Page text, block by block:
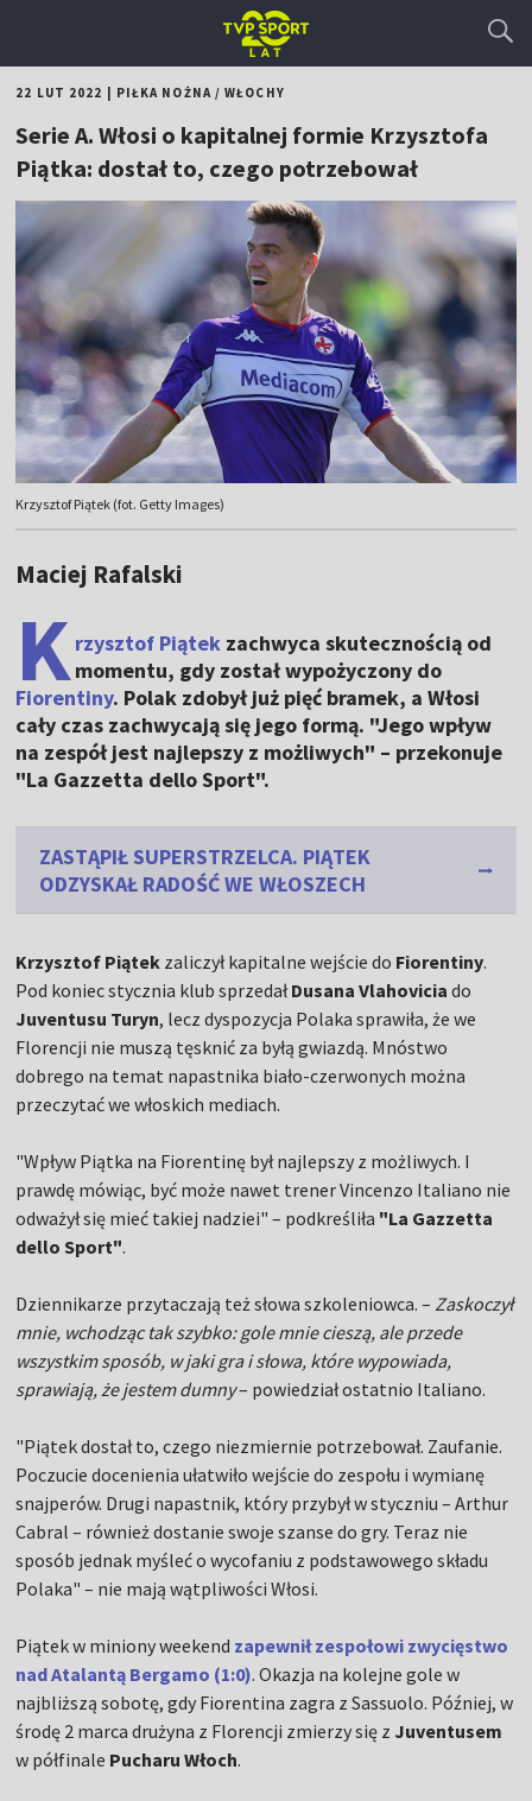
22 LUT 2022 PIŁKA NOŻNA/WŁOCHY
Serie A. Włosi o kapitalnej formie Krzysztofa
Piątka: dostał to, czego potrzebował
Krzysztof Piątek (fot. Getty Images)
Maciej Rafalski
Krzysztof Piątek zachwyca skutecznością od
momentu, gdy został wypożyczony do
Fiorentiny. Polak zdobył już pięć bramek, a Włosi
cały czas zachwycają się jego formą. "Jego wpływ
na zespół jest najlepszy z możliwych" – przekonuje
"La Gazzetta dello Sport".
ZASTĄPIŁ SUPERSTRZELCA. PIĄTEK
ODZYSKAŁ RADOŚĆ WE WŁOSZECH
Krzysztof Piątek zaliczył kapitalne wejście do Fiorentiny.
Pod koniec stycznia klub sprzedałDusana Vlahovicia do
Juventusu Turyn, lecz dyspozycja Polaka sprawiła, że we
Florencji nie muszą tęsknić za byłą gwiazdą. Mnóstwo
dobrego na temat napastnika biało-czerwonych można
przeczytać we włoskich mediach.
"Wpływ Piątka na Fiorentinę był najlepszy z możliwych. I
prawdę mówiąc, być może nawet trener Vincenzo Italiano nie
odważył się mieć takiej nadziei" – podkreśliła "La Gazzetta
dello Sport".
Dziennikarze przytaczają też słowa szkoleniowca. –Zaskoczył
mnie, wchodząc tak szybko: gole mnie cieszą, ale przede
wszystkim sposób, w jaki gra i słowa, które wypowiada,
sprawiają, że jestem dumny– powiedział ostatnio Italiano.
"Piątek dostał to, czego niezmiernie potrzebował. Zaufanie.
Poczucie docenienia ułatwiło wejście do zespołu i wymianę
snajperów. Drugi napastnik, który przybył w styczniu – Arthur
Cabral – również dostanie swoje szanse do gry. Teraz nie
sposób jednak myśleć o wycofaniu z podstawowego składu
Polaka" – nie mają wątpliwości Włosi.
Piątek w miniony weekend zapewnił zespołowi zwycięstwo
nad Atalantą Bergamo (1:0). Okazja na kolejne gole w
najbliższą sobotę, gdy Fiorentina zagra z Sassuolo. Później, w
środę 2 marca drużyna z Florencji zmierzy się z Juventusem
w półfinale Pucharu Włoch.